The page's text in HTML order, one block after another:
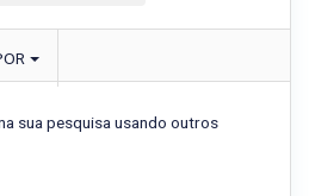
sua pesquisa usando outros